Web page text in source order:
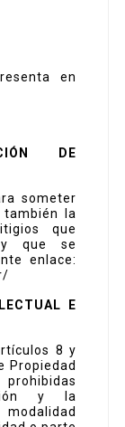
en
DE
someter
la
que
y que se
enlace:
E
8 y
Propiedad
prohibidas
y la